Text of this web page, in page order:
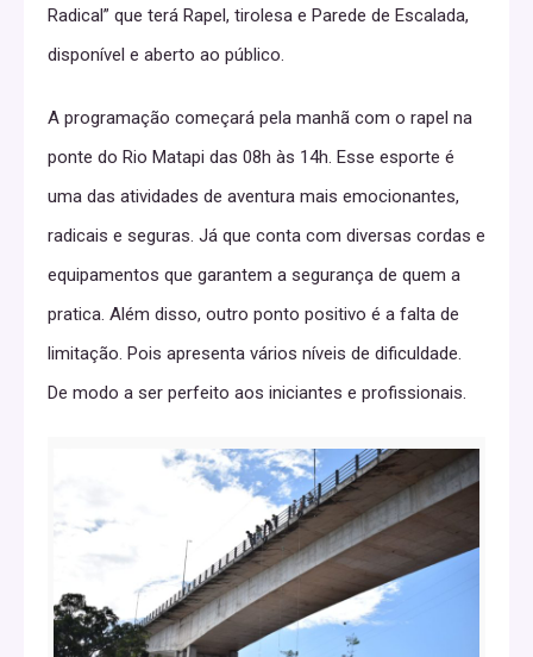
Radical” que terá Rapel, tirolesa e Parede de Escalada,
disponível e aberto ao público.
A programação começará pela manhã com o rapel na
ponte do Rio Matapi das 08h às 14h. Esse esporte é
uma das atividades de aventura mais emocionantes,
radicais e seguras. Já que conta com diversas cordas e
equipamentos que garantem a segurança de quem a
pratica. Além disso, outro ponto positivo é a falta de
limitação. Pois apresenta vários níveis de dificuldade.
De modo a ser perfeito aos iniciantes e profissionais.